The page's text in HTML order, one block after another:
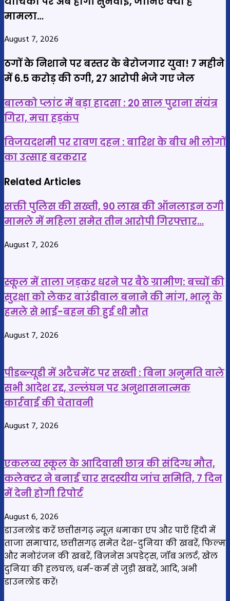
मामला…
August 7, 2026
ठगों के निशाने पर बस्तर के बेरोजगार युवा! 7 महीने
में 6.5 करोड़ की ठगी, 27 आरोपी भेजे गए जेल
बालको
प्लांट
बड़ा
हादसा
20
पुराना
संयंत्र
मचा
बालको प्लांट में बड़ा हादसा : 20 साल पुराना संयंत्र
गिरा, मचा हड़कंप
विजयदशमी
पर
दहन
बारिश
के
भी
का
उत्साह
बरकरार
विजयदशमी पर रावण दहन : बारिश के बीच भी लोगों
का उत्साह बरकरार
Related Articles
सक्ती पुलिस की सख्ती, 90 लाख की ऑनलाइन ठगी
मामले में महिला समेत तीन आरोपी गिरफ्तार…
August 7, 2026
स्कूल में ताला जड़कर धरने पर बैठे ग्रामीण: बच्चों की
सुरक्षा को लेकर बाउंड्रीवाल बनाने की मांग, भालू के
हमले से भाई-बहन की हुई थी मौत
August 7, 2026
पीडब्ल्यूडी में अटैचमेंट पर सख्ती : बिना अनुमति वाले
सभी आदेश रद्द, उल्लंघन पर अनुशासनात्मक
कार्रवाई की चेतावनी
August 7, 2026
एकलव्य स्कूल के आदिवासी छात्र की संदिग्ध मौत,
कलेक्टर ने बनाई चार सदस्यीय जांच समिति, 7 दिन
में देनी होगी रिपोर्ट
August 6, 2026
डाउनलोड करें छत्तीसगढ़ न्यूज़ धमाका एप और पाएँ हिंदी में
ताजा समाचार, छत्तीसगढ़ समेत देश-दुनिया की खबरें, फिल्म
और मनोरंजन की खबरें, बिज़नेस अपडेट्स, जॉब अलर्ट, खेल
दुनिया की हलचल, धर्म-कर्म से जुड़ी खबरें, आदि, अभी
डाउनलोड करें!